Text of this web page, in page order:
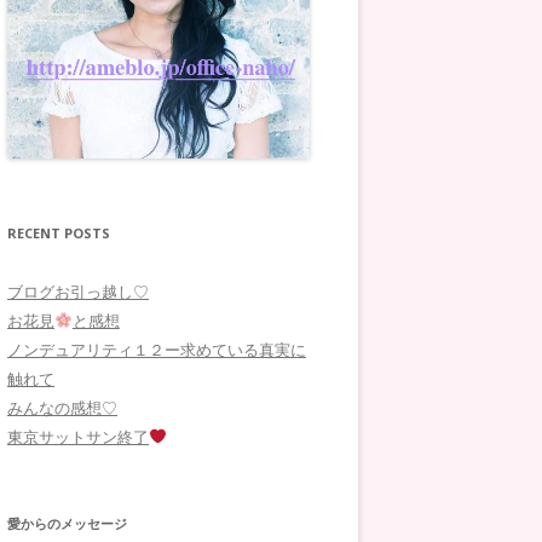
RECENT POSTS
ブログお引っ越し♡
お花見
と感想
ノンデュアリティ１２ー求めている真実に
触れて
みんなの感想♡
東京サットサン終了
愛からのメッセージ